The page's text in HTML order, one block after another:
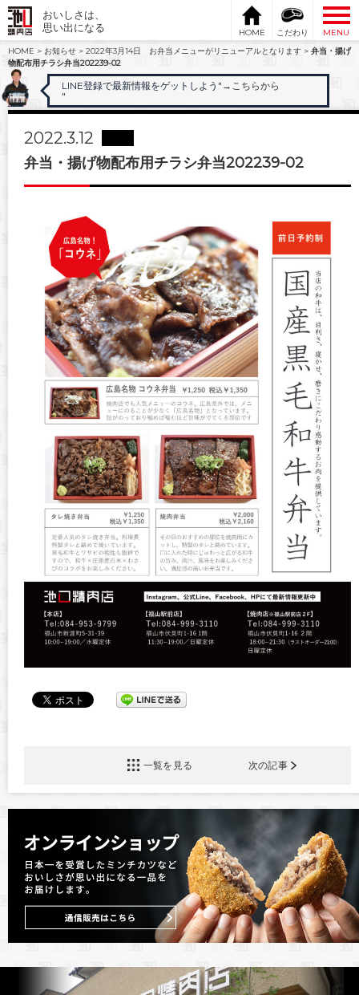
おいしさは、
思い出になる
HOME こだわり
MENU
HOME > お知らせ > 2022年3月14日 お弁当メニューがリニューアルとなります > 弁当・揚げ
物配布用チラシ弁当202239-02
LINE登録で最新情報をゲットしよう" →こちらから
"
2022.3.12
弁当・揚げ物配布用チラシ弁当202239-02
一覧を見る 次の記事